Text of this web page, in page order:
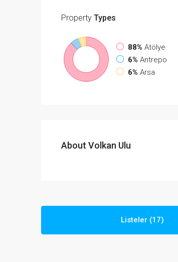
Property Types
88% Atölye
6% Antrepo
6% Arsa
About Volkan Ulu
Listeler (17)